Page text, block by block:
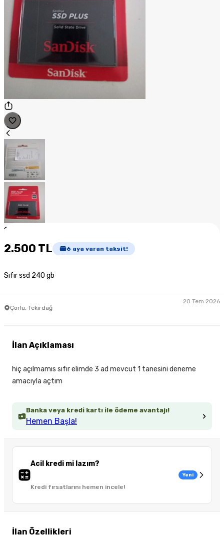
1
2.500 TL 6 aya varan taksit!
Sıfır ssd 240 gb
Çorlu, Tekirdağ
20 Tem 2026
Banka veya kredi kartı ile ödeme avantajı!
Hemen Başla!
Acil kredi mi lazım?
Kredi fırsatlarını hemen incele!
Yeni
İlan Özellikleri
İlan Açıklaması
hiç açılmamıs sıfır elimde 3 ad mevcut 1 tanesini deneme
amacıyla açtım